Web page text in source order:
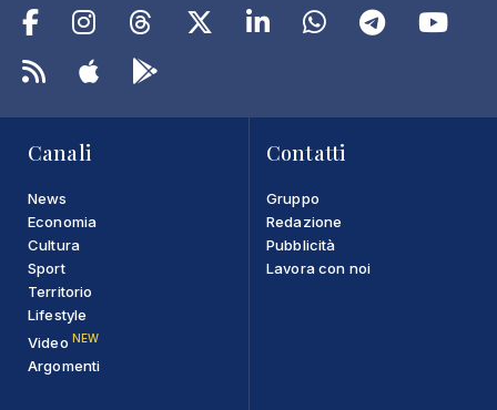
Canali
News
Economia
Cultura
Sport
Territorio
Lifestyle
Video NEW
Argomenti
Contatti
Gruppo
Redazione
Pubblicità
Lavora con noi